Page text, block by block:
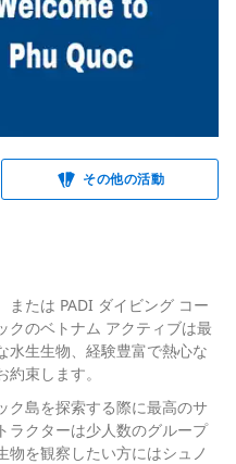
その他の活動
または PADI ダイビング コー
クのベトナム アクティブは最
水生生物、経験豊富で熱心な
束します。
ク島を探索する際に最高のサ
ラクターは少人数のグループ
物を観察したい方にはシュノ